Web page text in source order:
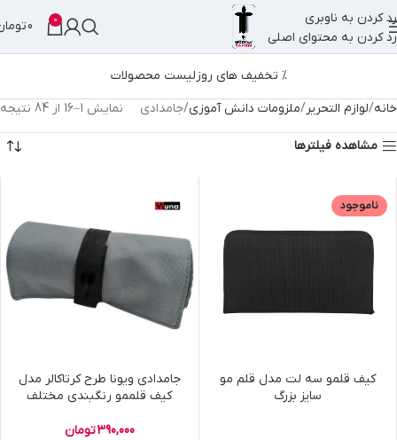
رد کردن به ناوبری
رد کردن به محتوای اصلی
0
0
% تخفیف های روزلیست محصولات
خانه لوازم التحریر ملزومات دانش آموزی جامدادی نمایش 1–16 از 84 نتیجه
مشاهده فیلترها
ناموجود
کیف قلمو سه لت مدل قلم مو
سایز بزرگ
جامدادی ویونا طرح کرتاکالر مدل
کیف قلممو رنگبندی مختلف
390,000تومان